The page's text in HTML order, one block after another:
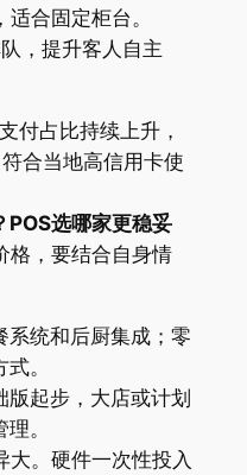
适合固定柜台。
，提升客人自主
付占比持续上升，
合当地高信用卡使
POS选哪家更稳妥
格，要结合自身情
系统和后厨集成；零
。
版起步，大店或计划
。
大。硬件一次性投入